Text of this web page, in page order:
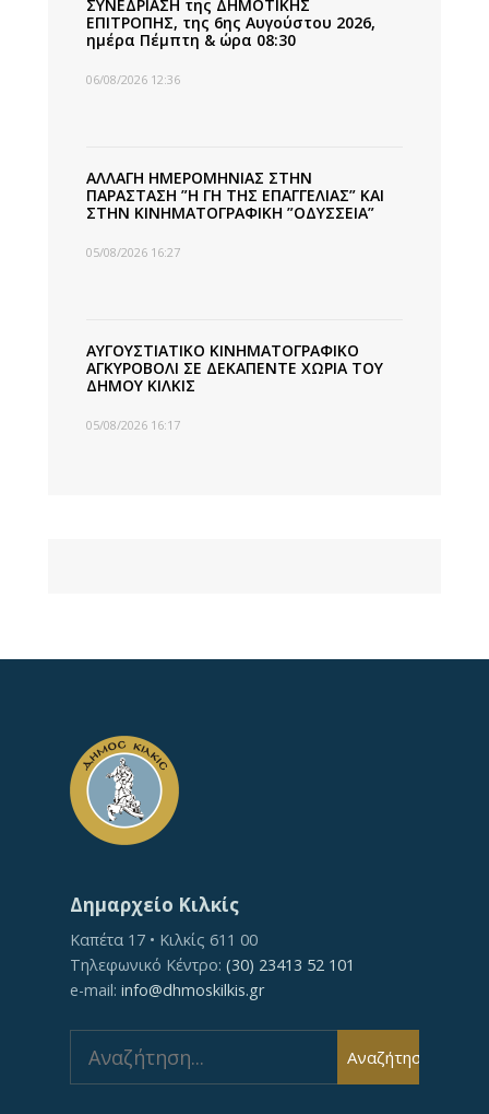
ΣΥΝΕΔΡΙΑΣΗ της ΔΗΜΟΤΙΚΗΣ
ΕΠΙΤΡΟΠΗΣ, της 6ης Αυγούστου 2026,
ημέρα Πέμπτη & ώρα 08:30
06/08/2026 12:36
ΑΛΛΑΓΗ ΗΜΕΡΟΜΗΝΙΑΣ ΣΤΗΝ
ΠΑΡΑΣΤΑΣΗ ”Η ΓΗ ΤΗΣ ΕΠΑΓΓΕΛΙΑΣ” ΚΑΙ
ΣΤΗΝ ΚΙΝΗΜΑΤΟΓΡΑΦΙΚΗ ”ΟΔΥΣΣΕΙΑ”
05/08/2026 16:27
ΑΥΓΟΥΣΤΙΑΤΙΚΟ ΚΙΝΗΜΑΤΟΓΡΑΦΙΚΟ
ΑΓΚΥΡΟΒΟΛΙ ΣΕ ΔΕΚΑΠΕΝΤΕ ΧΩΡΙΑ ΤΟΥ
ΔΗΜΟΥ ΚΙΛΚΙΣ
05/08/2026 16:17
Δημαρχείο Κιλκίς
Καπέτα 17 • Κιλκίς 611 00
Τηλεφωνικό Κέντρο: (30) 23413 52 101
e-mail: info@dhmoskilkis.gr
for:
Αναζήτηση